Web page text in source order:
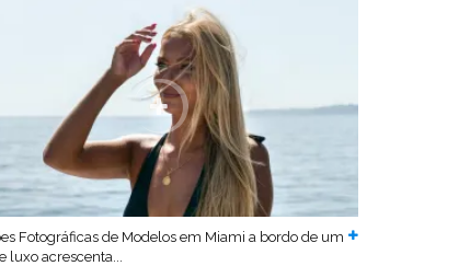
Fotográficas de Modelos em Miami a bordo de um
luxo acrescenta...